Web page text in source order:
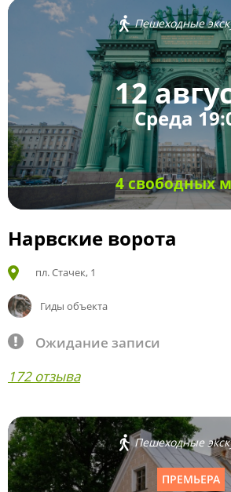
Пешеходные
12
Среда
4 свободных
Нарвские ворота
пл. Стачек, 1
Гиды объекта
Ожидание записи
172 отзыва
Пешеходные
ПРЕМЬЕРА